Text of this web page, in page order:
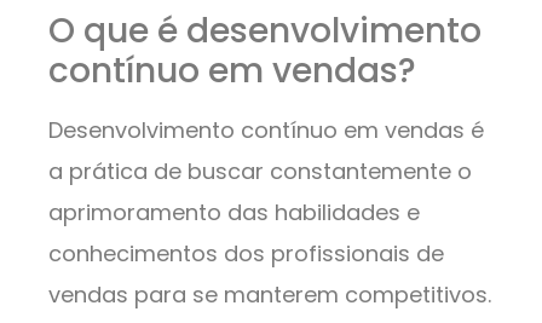
O que é desenvolvimento
contínuo em vendas?
Desenvolvimento contínuo em vendas é
a prática de buscar constantemente o
aprimoramento das habilidades e
conhecimentos dos profissionais de
vendas para se manterem competitivos.